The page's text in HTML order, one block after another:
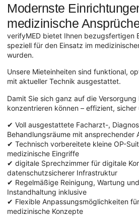
Modernste
medizinische
verifyMED bietet Ihnen bezugsfertigen
speziell für den Einsatz im
wurden.
Unsere Mieteinheiten sind funktional,
mit aktueller Technik ausgestattet.
Damit Sie sich ganz auf die
konzentrieren können – effizient, sicher
✔ Voll ausgestattete Facharzt-,
Behandlungsräume mit ansprechender
✔ Technisch vorbereitete kleine OP-
medizinische Eingriffe
✔ digitale Sprechzimmer für digitale
datenschutzsicherer Infrastruktur
✔ Regelmäßige Reinigung, Wartung
Instandhaltung inklusive
✔ Flexible Anpassungsmöglichkeiten
medizinische Konzepte